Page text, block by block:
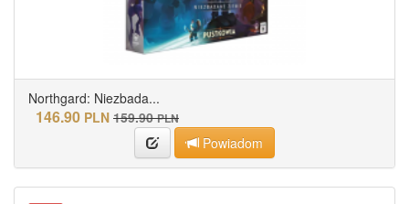
Northgard: Niezbada...
146.90 PLN 159.90 PLN
Powiadom